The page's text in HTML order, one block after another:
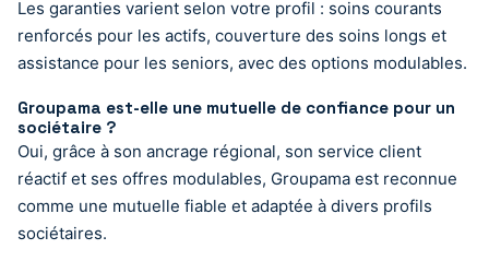
Les garanties varient selon votre profil : soins courants
renforcés pour les actifs, couverture des soins longs et
assistance pour les seniors, avec des options modulables.
Groupama est-elle une mutuelle de confiance pour un
sociétaire ?
Oui, grâce à son ancrage régional, son service client
réactif et ses offres modulables, Groupama est reconnue
comme une mutuelle fiable et adaptée à divers profils
sociétaires.